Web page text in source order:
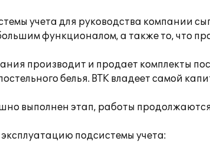
учета для руководства компании
функционалом, а также то, что
производит и продает комплекты
белья. ВТК владеет самой
выполнен этап, работы
подсистемы учета: